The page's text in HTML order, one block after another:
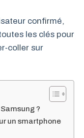
confirmé,
les clés pour
coller sur
?
un smartphone